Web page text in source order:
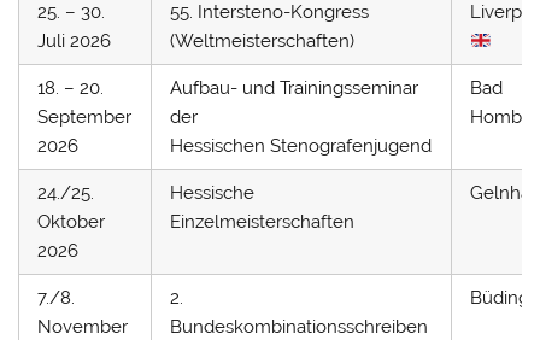
25. – 30.
Juli 2026
55. Intersteno-Kongress
(Weltmeisterschaften)
18. – 20.
September
2026
Aufbau- und Trainingsseminar
der
Hessischen Stenografenjugend
Bad
24./25.
Oktober
2026
Hessische
Einzelmeisterschaften
7./8.
November
2.
Bundeskombinationsschreiben